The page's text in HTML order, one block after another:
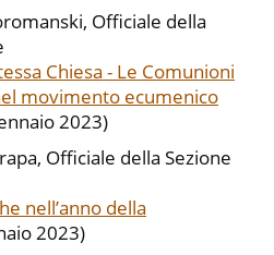
Officiale della
Chiesa - Le Comunioni
movimento ecumenico
2023)
Officiale della Sezione
nell’anno della
2023)